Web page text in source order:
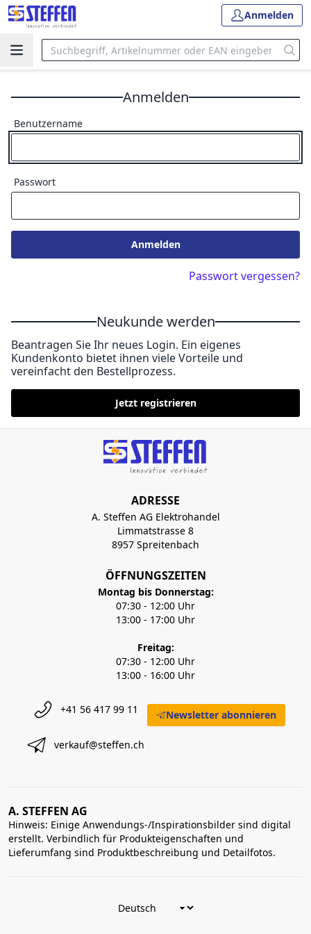
Anmelden
Anmelden
Benutzername
Passwort
Anmelden
Passwort vergessen?
Neukunde werden
Beantragen Sie Ihr neues Login. Ein eigenes
Kundenkonto bietet ihnen viele Vorteile und
vereinfacht den Bestellprozess.
Jetzt registrieren
ADRESSE
A. Steffen AG Elektrohandel
Limmatstrasse 8
8957 Spreitenbach
ÖFFNUNGSZEITEN
Montag bis Donnerstag:
07:30 - 12:00 Uhr
13:00 - 17:00 Uhr
Freitag:
07:30 - 12:00 Uhr
13:00 - 16:00 Uhr
+41 56 417 99 11
verkauf@steffen.ch
Newsletter abonnieren
A. STEFFEN AG
Hinweis: Einige Anwendungs-/Inspirationsbilder sind digital
erstellt. Verbindlich für Produkteigenschaften und
Lieferumfang sind Produktbeschreibung und Detailfotos.